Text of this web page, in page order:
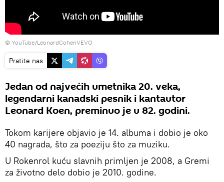
© YouTube/LeonardCohenVEVO
Pratite nas
Jedan od najvećih umetnika 20. veka,
legendarni kanadski pesnik i kantautor
Leonard Koen, preminuo je u 82. godini.
Tokom karijere objavio je 14. albuma i dobio je oko
40 nagrada, što za poeziju što za muziku.
U Rokenrol kuću slavnih primljen je 2008, a Gremi
za životno delo dobio je 2010. godine.